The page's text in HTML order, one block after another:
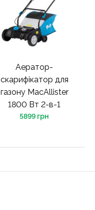
Аератор-
скарифікатор для
газону MacAllister
1800 Вт 2-в-1
5899 грн